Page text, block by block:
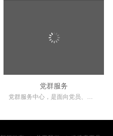
党群服务
党群服务中心，是面向党员、基层干部和周边群